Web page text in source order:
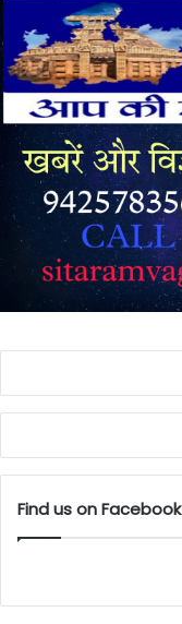
Find us on Facebook